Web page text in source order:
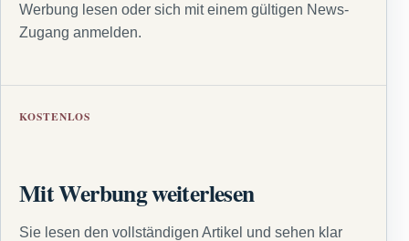
Werbung lesen oder sich mit einem gültigen News-
Zugang anmelden.
KOSTENLOS
Mit Werbung weiterlesen
Sie lesen den vollständigen Artikel und sehen klar